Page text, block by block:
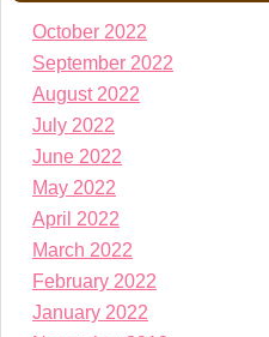
October 2022
September 2022
August 2022
July 2022
June 2022
May 2022
April 2022
March 2022
February 2022
January 2022